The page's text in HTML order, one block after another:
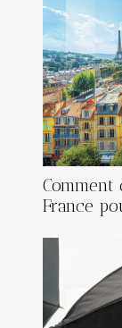
France